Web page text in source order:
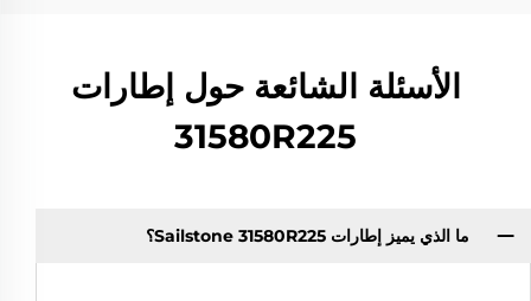
الأسئلة الشائعة حول إطارات
31580R225
ما الذي يميز إطارات Sailstone 31580R225؟